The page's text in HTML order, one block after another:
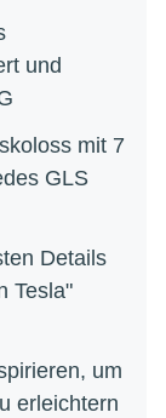
und
mit 7
GLS
Details
Tesla"
um
erleichtern